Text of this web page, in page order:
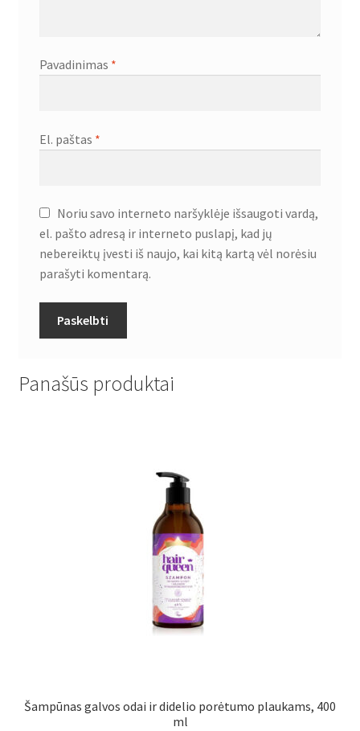
Pavadinimas *
El. paštas *
Noriu savo interneto naršyklėje išsaugoti vardą,
el. pašto adresą ir interneto puslapį, kad jų
nebereiktų įvesti iš naujo, kai kitą kartą vėl norėsiu
parašyti komentarą.
Panašūs produktai
Šampūnas galvos odai ir didelio porėtumo plaukams, 400
ml